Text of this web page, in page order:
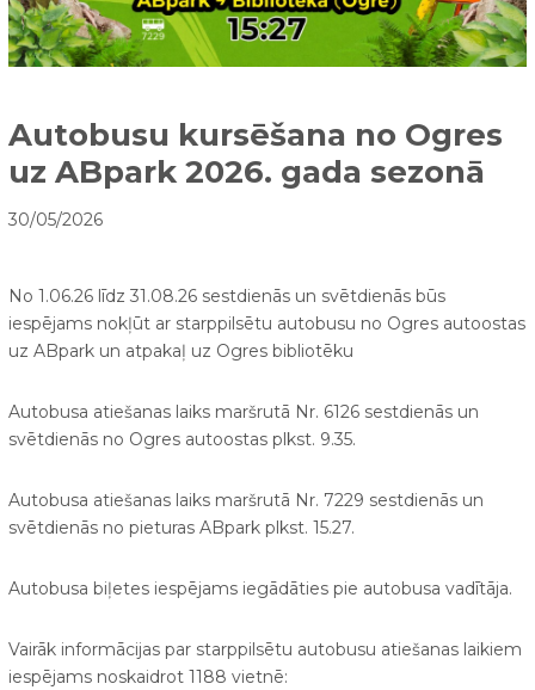
Autobusu kursēšana no Ogres
uz ABpark 2026. gada sezonā
30/05/2026
No 1.06.26 līdz 31.08.26 sestdienās un svētdienās būs
iespējams nokļūt ar starppilsētu autobusu no Ogres autoostas
uz ABpark un atpakaļ uz Ogres bibliotēku
Autobusa atiešanas laiks maršrutā Nr. 6126 sestdienās un
svētdienās no Ogres autoostas plkst. 9.35.
Autobusa atiešanas laiks maršrutā Nr. 7229 sestdienās un
svētdienās no pieturas ABpark plkst. 15.27.
Autobusa biļetes iespējams iegādāties pie autobusa vadītāja.
Vairāk informācijas par starppilsētu autobusu atiešanas laikiem
iespējams noskaidrot 1188 vietnē: